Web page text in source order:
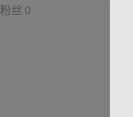
粉丝 0